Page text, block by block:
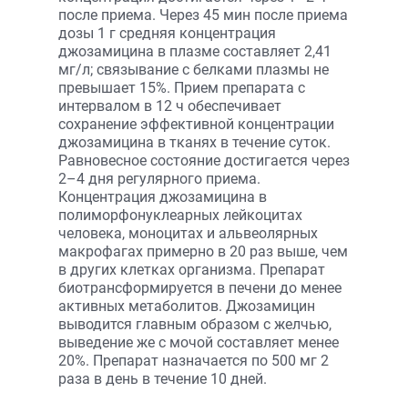
после приема. Через 45 мин после приема
дозы 1 г средняя концентрация
джозамицина в плазме составляет 2,41
мг/л; связывание с белками плазмы не
превышает 15%. Прием препарата с
интервалом в 12 ч обеспечивает
сохранение эффективной концентрации
джозамицина в тканях в течение суток.
Равновесное состояние достигается через
2–4 дня регулярного приема.
Концентрация джозамицина в
полиморфонуклеарных лейкоцитах
человека, моноцитах и альвеолярных
макрофагах примерно в 20 раз выше, чем
в других клетках организма. Препарат
биотрансформируется в печени до менее
активных метаболитов. Джозамицин
выводится главным образом с желчью,
выведение же с мочой составляет менее
20%. Препарат назначается по 500 мг 2
раза в день в течение 10 дней.